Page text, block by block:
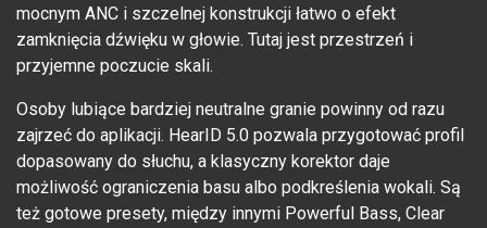
mocnym ANC i szczelnej konstrukcji łatwo o efekt
zamknięcia dźwięku w głowie. Tutaj jest przestrzeń i
przyjemne poczucie skali.
Osoby lubiące bardziej neutralne granie powinny od razu
zajrzeć do aplikacji. HearID 5.0 pozwala przygotować profil
dopasowany do słuchu, a klasyczny korektor daje
możliwość ograniczenia basu albo podkreślenia wokali. Są
też gotowe presety, między innymi Powerful Bass, Clear